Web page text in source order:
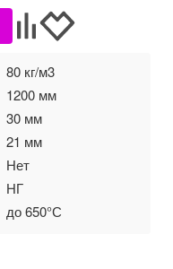
80 кг/м3
1200 мм
30 мм
21 мм
Нет
НГ
до 650°С